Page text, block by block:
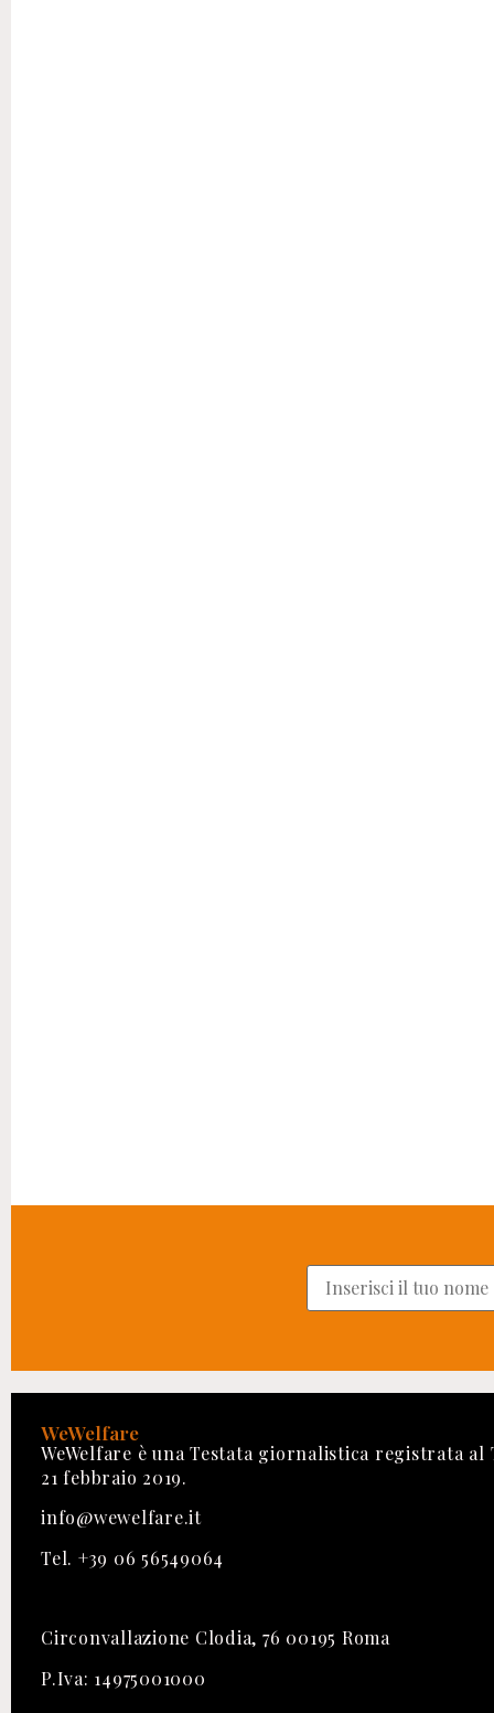
WeWelfare
WeWelfare è una Testata giornalistica registrata al
21 febbraio 2019.
info@wewelfare.it
Tel. +39 06 56549064
Circonvallazione Clodia, 76 00195 Roma
P.Iva: 14975001000